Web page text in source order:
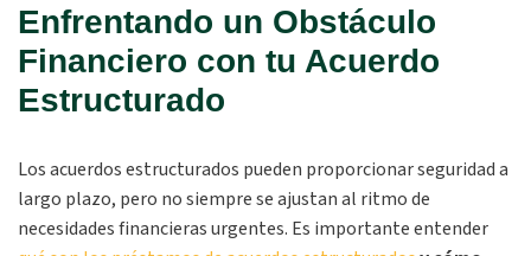
Enfrentando un Obstáculo
Financiero con tu Acuerdo
Estructurado
Los acuerdos estructurados pueden proporcionar seguridad a
largo plazo, pero no siempre se ajustan al ritmo de
necesidades financieras urgentes. Es importante entender